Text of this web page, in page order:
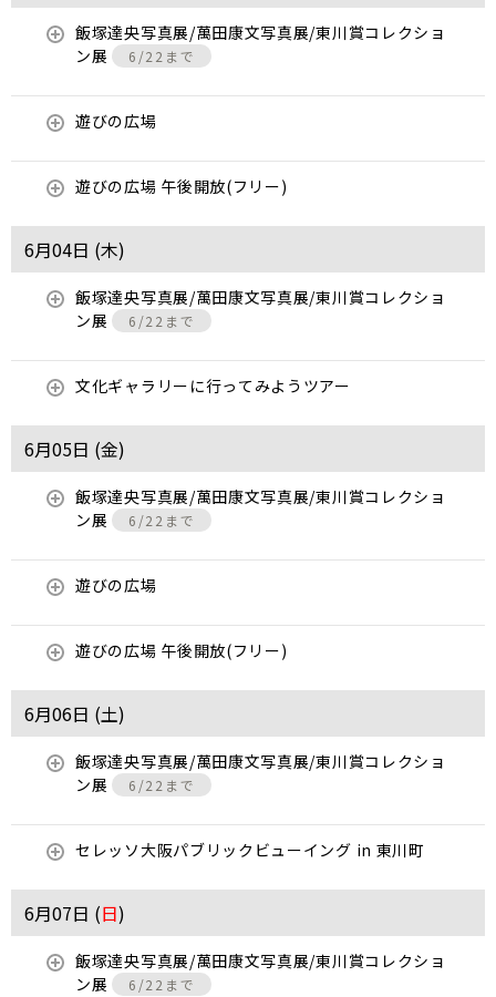
飯塚達央写真展/萬田康文写真展/東川賞コレクショ
ン展
6/22まで
遊びの広場
遊びの広場 午後開放(フリー)
6月04日 (木)
飯塚達央写真展/萬田康文写真展/東川賞コレクショ
ン展
6/22まで
文化ギャラリーに行ってみようツアー
6月05日 (金)
飯塚達央写真展/萬田康文写真展/東川賞コレクショ
ン展
6/22まで
遊びの広場
遊びの広場 午後開放(フリー)
6月06日 (土)
飯塚達央写真展/萬田康文写真展/東川賞コレクショ
ン展
6/22まで
セレッソ大阪パブリックビューイング in 東川町
6月07日 (日)
飯塚達央写真展/萬田康文写真展/東川賞コレクショ
ン展
6/22まで